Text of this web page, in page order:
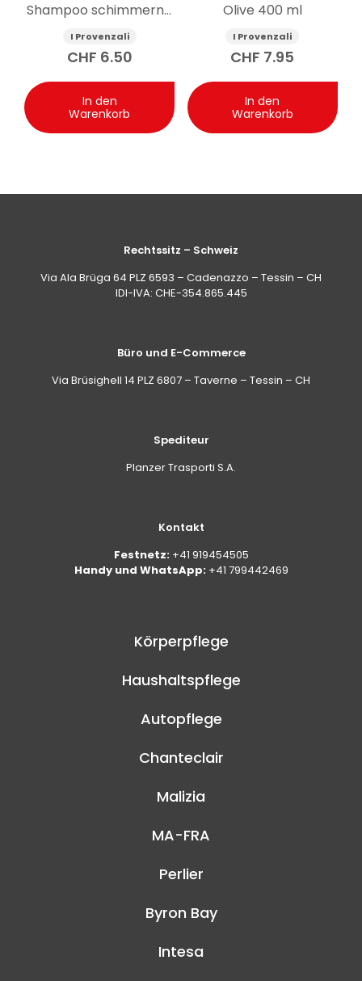
Shampoo schimmernd
Leinsamen 250 ml
I Provenzali
CHF 6.50
In den
Warenkorb
Olive 400 ml
I Provenzali
CHF 7.95
In den
Warenkorb
Rechtssitz – Schweiz
Via Ala Brüga 64 PLZ 6593 – Cadenazzo – Tessin – CH
IDI-IVA: CHE-354.865.445
Büro und E-Commerce
Via Brüsighell 14 PLZ 6807 – Taverne – Tessin – CH
Spediteur
Planzer Trasporti S.A.
Kontakt
Festnetz: +41 919454505
Handy und WhatsApp: +41 799442469
Körperpflege
Haushaltspflege
Autopflege
Chanteclair
Malizia
MA-FRA
Perlier
Byron Bay
Intesa